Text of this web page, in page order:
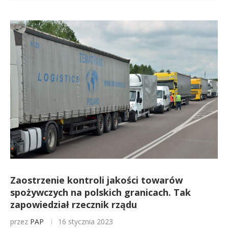
Zaostrzenie kontroli jakości towarów
spożywczych na polskich granicach. Tak
zapowiedział rzecznik rządu
przez PAP 16 stycznia 2023